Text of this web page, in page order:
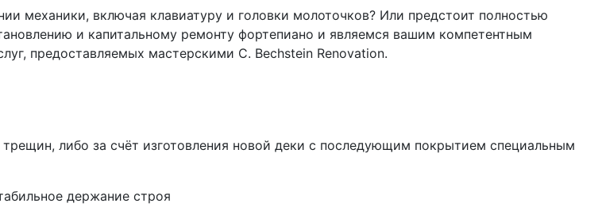
механики, включая клавиатуру и головки молоточков? Или предстоит полностью
и капитальному ремонту фортепиано и являемся вашим компетентным
предоставляемыx мастерскими C. Bechstein Renovation.
либо за счёт изготовления новой деки с последующим покрытием специальным
держание строя